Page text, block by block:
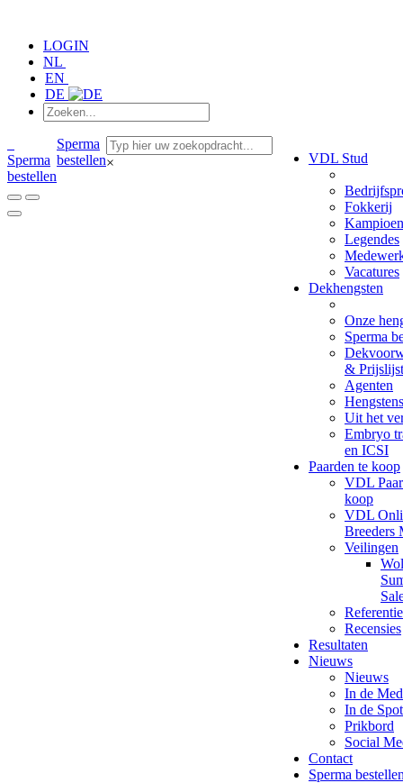
LOGIN
NL
EN
DE
Sperma
bestellen
Sperma
bestellen× VDL Stud
Fokkerij
Legendes
Vacatures
Dekhengsten
Onze
Sperma
& Prijslijst
Agenten
Uit het
Embryo
en ICSI
Paarden te koop
VDL
koop
VDL
Breeders
Veilingen
Recensies
Resultaten
Nieuws
Nieuws
In de
In de
Prikbord
Social
Contact
Sperma